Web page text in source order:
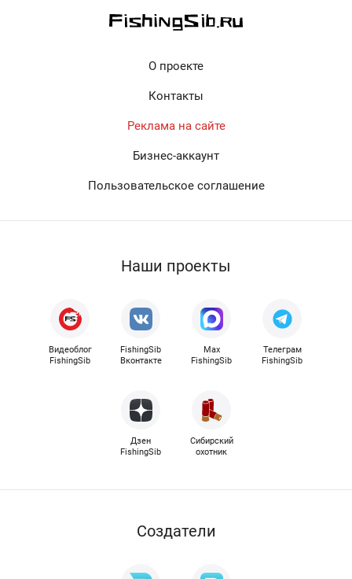
О проекте
Контакты
Реклама на сайте
Бизнес-аккаунт
Пользовательское соглашение
Наши проекты
Видеоблог
FishingSib
FishingSib
Вконтакте
Max
FishingSib
Телеграм
FishingSib
Дзен
FishingSib
Сибирский
охотник
Cоздатели